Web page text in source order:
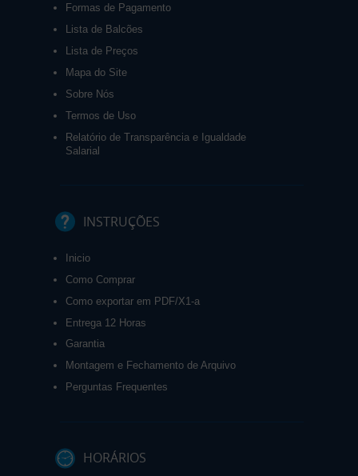
Formas de Pagamento
Lista de Balcões
Lista de Preços
Mapa do Site
Sobre Nós
Termos de Uso
Relatório de Transparência e Igualdade
Salarial
INSTRUÇÕES
Inicio
Como Comprar
Como exportar em PDF/X1-a
Entrega 12 Horas
Garantia
Montagem e Fechamento de Arquivo
Perguntas Frequentes
HORÁRIOS